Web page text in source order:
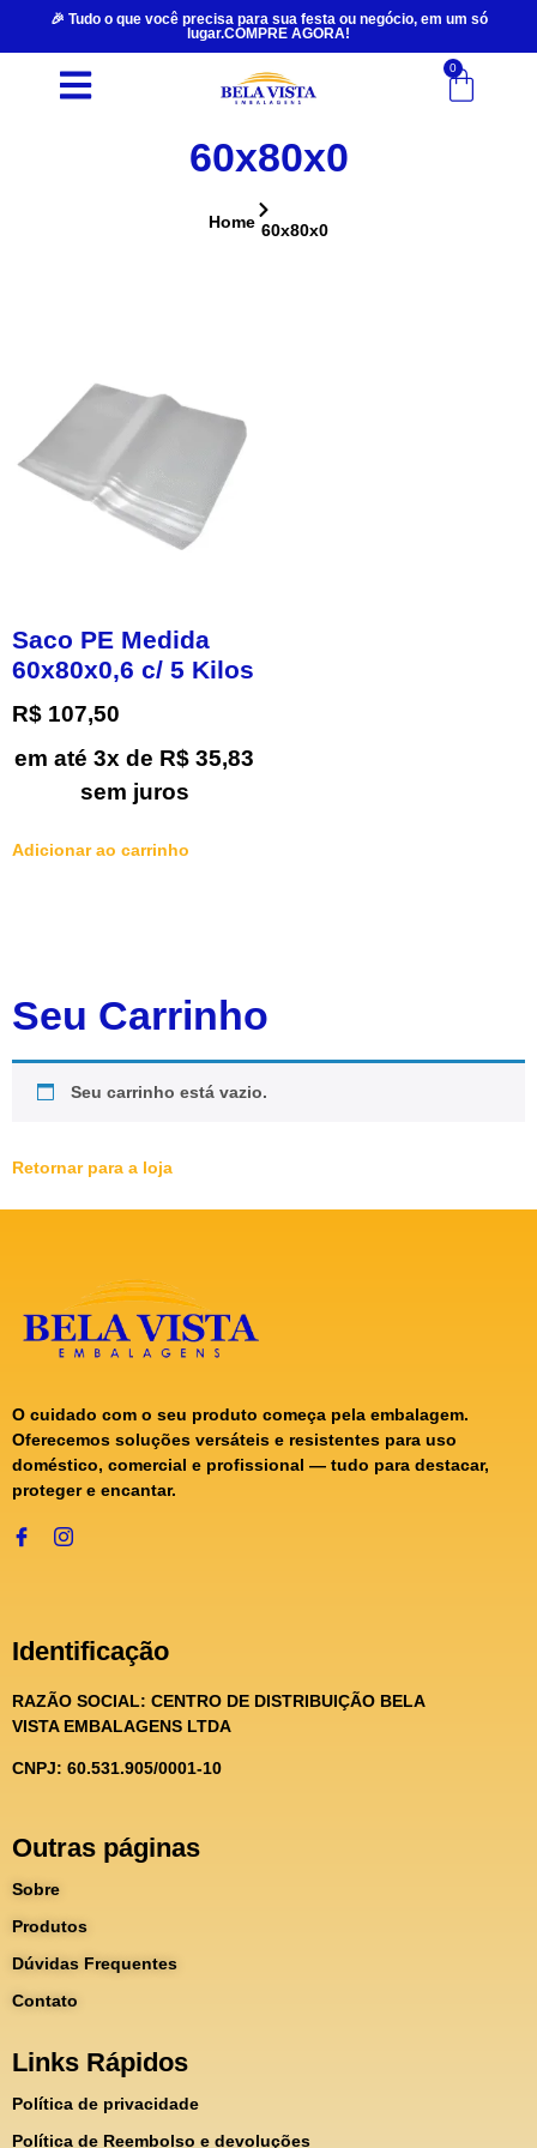
🎉 Tudo o que você precisa para sua festa ou negócio, em um só
lugar.COMPRE AGORA!
0
60x80x0
Home 60x80x0
Saco PE Medida
60x80x0,6 c/ 5 Kilos
R$ 107,50
em até 3x de R$ 35,83
sem juros
Adicionar ao carrinho
Seu Carrinho
Seu carrinho está vazio.
Retornar para a loja
O cuidado com o seu produto começa pela embalagem.
Oferecemos soluções versáteis e resistentes para uso
doméstico, comercial e profissional — tudo para destacar,
proteger e encantar.
Identificação
RAZÃO SOCIAL: CENTRO DE DISTRIBUIÇÃO BELA
VISTA EMBALAGENS LTDA
CNPJ: 60.531.905/0001-10
Outras páginas
Sobre
Produtos
Dúvidas Frequentes
Contato
Links Rápidos
Política de privacidade
Política de Reembolso e devoluções